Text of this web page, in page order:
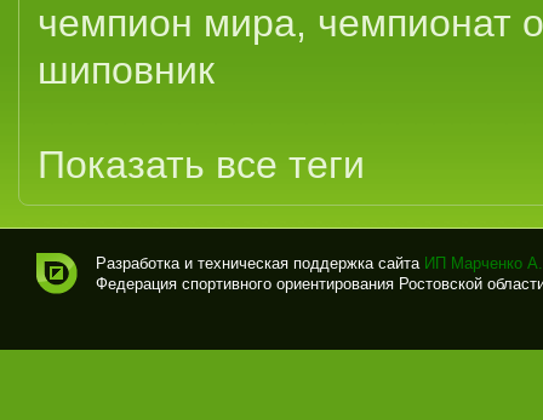
чемпион мира, чемпионат
шиповник
Показать все теги
вно
Разработка и техническая поддержка сайта ИП Марченко
Федерация спортивного ориентирования Ростовской